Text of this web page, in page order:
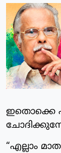
ഇതൊക്കെ
“എല്ലാം